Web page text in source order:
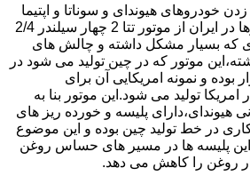
زدن خودروهای هیوندای و سوناتا و اپتیما
بحث می کنیم.این خودروها در ایران از موتور تتا 2 چهار سیلندر 2/4
که بسیار مشکل داشته و چالش های
موتور که در چین تولید می شود در
بوده و نمونه امریکایی آن برای
امریکا تولید می شود.این موتور بنا به
هیوندای،دارای پلیسه و خورده ریز های
در خط تولید چین بوده و این موضوع
پلیسه ها در مسیر های حساس روغن
روغن را کاهش می دهد.